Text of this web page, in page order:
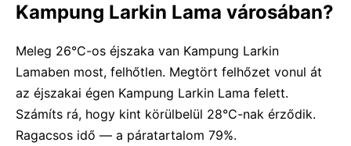
Kampung Larkin Lama városában?
Meleg 26°C-os éjszaka van Kampung Larkin
Lamaben most, felhőtlen. Megtört felhőzet vonul át
az éjszakai égen Kampung Larkin Lama felett.
Számíts rá, hogy kint körülbelül 28°C-nak érződik.
Ragacsos idő — a páratartalom 79%.